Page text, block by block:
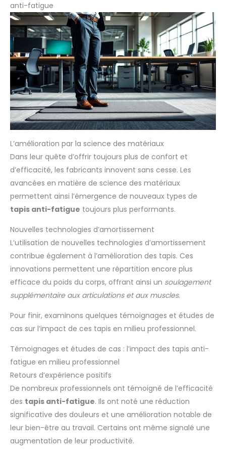
anti-fatigue
L’amélioration par la science des matériaux
Dans leur quête d’offrir toujours plus de confort et
d’efficacité, les fabricants innovent sans cesse. Les
avancées en matière de science des matériaux
permettent ainsi l’émergence de nouveaux types de
tapis anti-fatigue toujours plus performants.
Nouvelles technologies d’amortissement
L’utilisation de nouvelles technologies d’amortissement
contribue également à l’amélioration des tapis. Ces
innovations permettent une répartition encore plus
efficace du poids du corps, offrant ainsi un soulagement
supplémentaire aux articulations et aux muscles.
Pour finir, examinons quelques témoignages et études de
cas sur l’impact de ces tapis en milieu professionnel.
Témoignages et études de cas : l’impact des tapis anti-
fatigue en milieu professionnel
Retours d’expérience positifs
De nombreux professionnels ont témoigné de l’efficacité
des tapis anti-fatigue. Ils ont noté une réduction
significative des douleurs et une amélioration notable de
leur bien-être au travail. Certains ont même signalé une
augmentation de leur productivité.